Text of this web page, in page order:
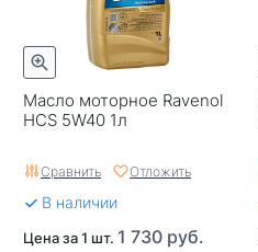
Масло моторное Ravenol
HCS 5W40 1л
Сравнить Отложить
В наличии
Цена за 1 шт. 1 730 руб.